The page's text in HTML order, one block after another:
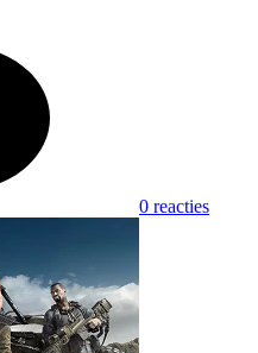
0 reacties